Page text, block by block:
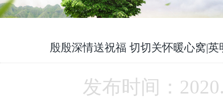
殷殷深情送祝福 切切关怀暖心窝|
发布时间：